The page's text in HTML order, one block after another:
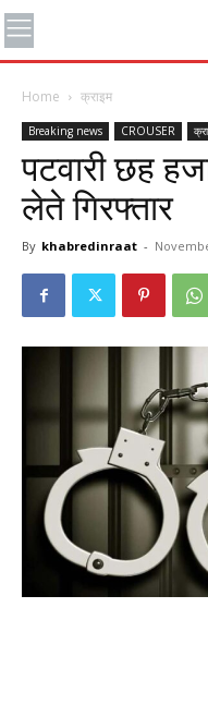
Home क्राइम
Breaking news CROUSER
पटवारी छह
लेते गिरफ्तार
By khabredinraat -